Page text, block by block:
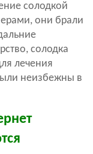
солодкой
они брали
солодка
лечения
неизбежны в